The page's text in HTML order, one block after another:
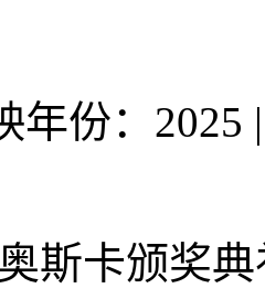
年份：2025 |
卡颁奖典